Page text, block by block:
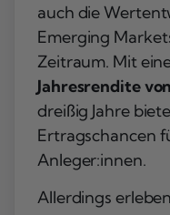
auch die
Emerging
Zeitraum. Mit
Jahresrendite
dreißig Jahre
Ertragschancen
Anleger:innen.
Allerdings